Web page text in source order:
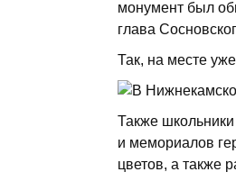
монумент был
глава
Так, на месте
Также школьники
и мемориалов
цветов, а также